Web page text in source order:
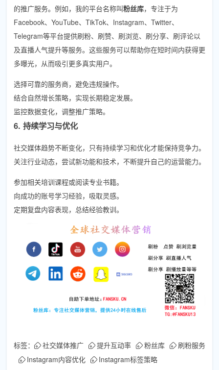
的推广服务。例如，我的平台名称叫粉丝库，专注于为
Facebook、YouTube、TikTok、Instagram、Twitter、
Telegram等平台提供刷粉、刷赞、刷浏览、刷分享、刷评论以
及直播人气提升等服务。这些服务可以帮助你在短时间内获得更
多曝光，从而吸引更多真实用户。
选择可靠的服务商，避免违规操作。
结合自然增长策略，实现长期稳定发展。
监控数据变化，调整推广策略。
6. 持续学习与优化
社交媒体趋势不断变化，只有持续学习和优化才能保持竞争力。
关注行业动态，尝试新功能和技术，不断提升自己的运营能力。
参加相关培训课程或阅读专业书籍。
向成功的账号学习经验，吸取灵感。
定期复盘内容表现，总结经验教训。
标签： 社交媒体推广 提升互动率 粉丝库
刷粉服务
Instagram内容优化
Instagram标签策略